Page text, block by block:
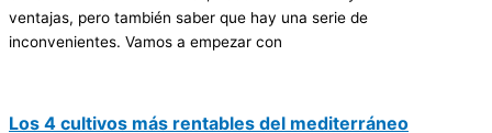
ventajas, pero también saber que hay una serie de
inconvenientes. Vamos a empezar con
Los 4 cultivos más rentables del mediterráneo